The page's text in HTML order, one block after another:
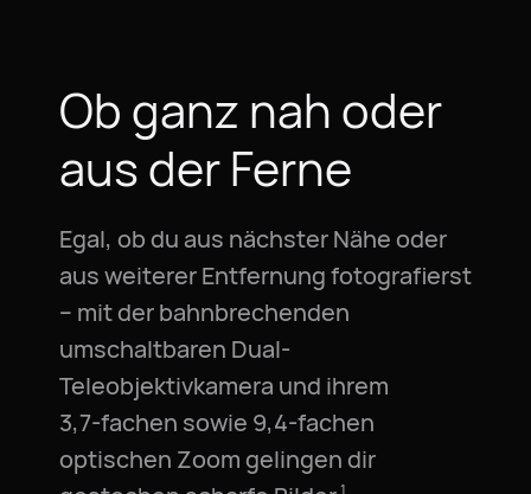
Ob ganz nah oder
aus der Ferne
Egal, ob du aus nächster Nähe oder
aus weiterer Entfernung fotografierst
– mit der bahnbrechenden
umschaltbaren Dual-
Teleobjektivkamera und ihrem
3,7‑fachen sowie 9,4‑fachen
optischen Zoom gelingen dir